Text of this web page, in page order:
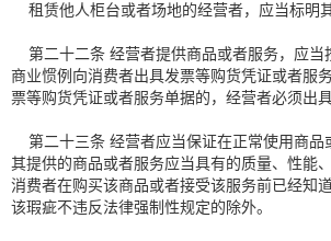
租赁他人柜台或者场地的经营者，应当标明
第二十二条 经营者提供商品或者服务，应当
商业惯例向消费者出具发票等购货凭证或者服
票等购货凭证或者服务单据的，经营者必须出具
第二十三条 经营者应当保证在正常使用商品
其提供的商品或者服务应当具有的质量、性能
消费者在购买该商品或者接受该服务前已经知
该瑕疵不违反法律强制性规定的除外。